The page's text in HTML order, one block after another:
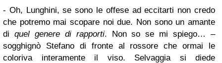
- Oh, Lunghini, se sono le offese ad eccitarti non credo
che potremo mai scopare noi due. Non sono un amante
di quel genere di rapporti. Non so se mi spiego… –
sogghignò Stefano di fronte al rossore che ormai le
coloriva interamente il viso. Selvaggia si diede